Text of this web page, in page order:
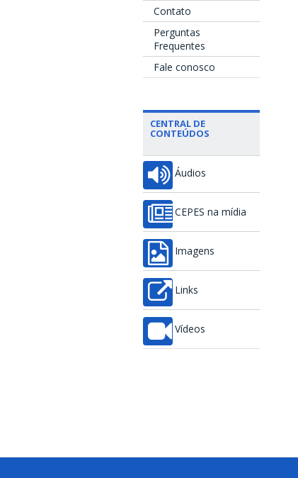
Contato
Perguntas
Frequentes
Fale conosco
CENTRAL DE
CONTEÚDOS
Áudios
CEPES na mídia
Imagens
Links
Vídeos